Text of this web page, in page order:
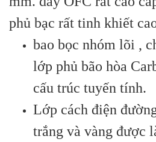
phủ bạc rất tinh khiết
bao bọc nhóm lõi ,
lớp phủ bão hòa
cấu trúc tuyến tính.
Lớp cách điện
trắng và vàng được